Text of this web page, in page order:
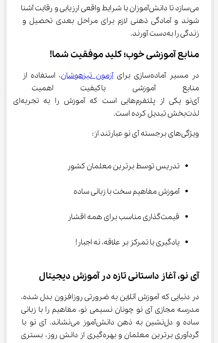
می‌سازد تا دانش‌آموزان با شرایط واقعی ارزیابی و رقابت آشنا
شوند و آمادگی ذهنی لازم برای مراحل بعدی تحصیل و
زندگی را به‌دست آورند.
منابع آموزشی خوب؛ کلید موفقیت شما!
در مسیر آماده‌سازی برای آزمون تیزهوشان، استفاده از
منابع آموزشی باکیفیت اهمیت
آی‌نو یکی از پلتفرم‌هایی است که آموزش را به تجربه‌ای
لذت‌بخش تبدیل کرده است.
ویژگی‌های برجسته آی‌ نو عبارتند از:
تدریس توسط برترین معلمان کشور
آموزش مفاهیم سخت با زبانی ساده
قیمت‌گذاری مناسب برای همه اقشار
یادگیری با تمرکز بر علاقه، نه اجبار!
آی‌ نو، آغاز داستانی تازه در آموزش دیجیتال
در دنیایی که آموزش آنلاین به ضرورتی روزافزون بدل شده،
مدرسه مجازی آی‌ نو چونان نسیمی نو، مفاهیم را با زبانی
ساده و دل‌نشین به ذهن دانش‌آموز می‌نشاند. آی‌ نو با
گردآوری برترین معلمان و بهره‌گیری از دانش روز، بستری